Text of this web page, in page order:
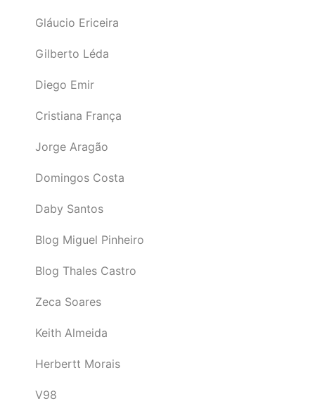
Gláucio Ericeira
Gilberto Léda
Diego Emir
Cristiana França
Jorge Aragão
Domingos Costa
Daby Santos
Blog Miguel Pinheiro
Blog Thales Castro
Zeca Soares
Keith Almeida
Herbertt Morais
V98